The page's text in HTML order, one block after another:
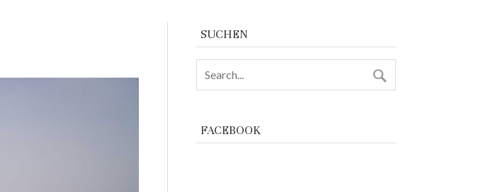
SUCHEN
FACEBOOK